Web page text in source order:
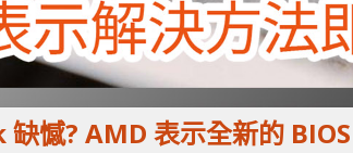
憾? AMD 表示全新的